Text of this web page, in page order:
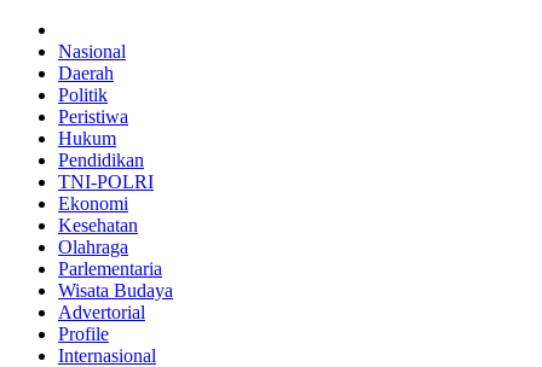
Nasional
Daerah
Politik
Peristiwa
Hukum
Pendidikan
TNI-POLRI
Ekonomi
Kesehatan
Olahraga
Parlementaria
Wisata Budaya
Advertorial
Profile
Internasional